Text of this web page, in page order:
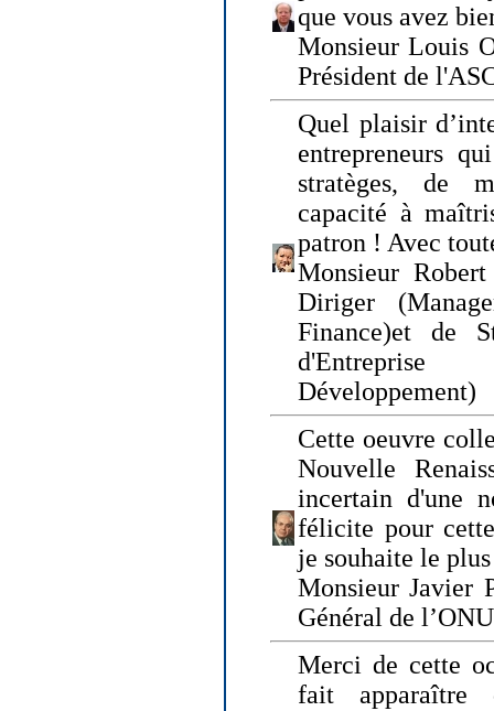
que vous avez
Monsieur Louis
Président de
Quel plaisir
entrepreneurs
stratèges, de
capacité à
patron ! Avec
Monsieur
Diriger
Finance)et de
Développement)
Cette oeuvre
Nouvelle
incertain d'une
félicite pour
je souhaite le
Monsieur Javier
Général de
Merci de cette
fait apparaître